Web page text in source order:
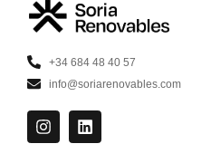
+34 684 48 40 57
info@soriarenovables.com